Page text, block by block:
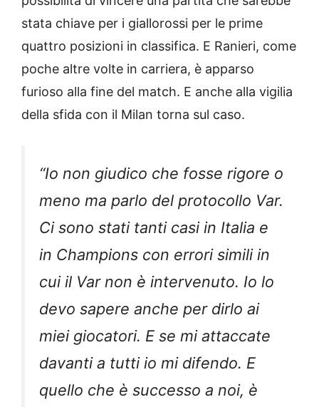
stata chiave per i giallorossi per le prime
quattro posizioni in classifica. E Ranieri, come
poche altre volte in carriera, è apparso
furioso alla fine del match. E anche alla vigilia
della sfida con il Milan torna sul caso.
“Io non giudico che fosse rigore o
meno ma parlo del protocollo Var.
Ci sono stati tanti casi in Italia e
in Champions con errori simili in
cui il Var non è intervenuto. Io lo
devo sapere anche per dirlo ai
miei giocatori. E se mi attaccate
davanti a tutti io mi difendo. E
quello che è successo a noi, è